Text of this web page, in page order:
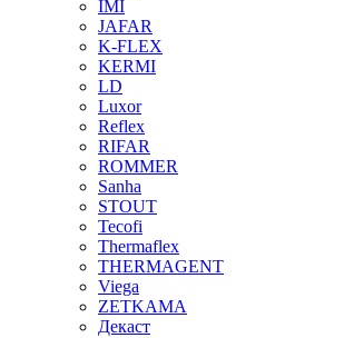
IMI
JAFAR
K-FLEX
KERMI
LD
Luxor
Reflex
RIFAR
ROMMER
Sanha
STOUT
Tecofi
Thermaflex
THERMAGENT
Viega
ZETKAMA
Декаст